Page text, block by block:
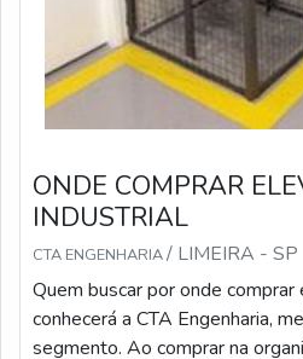
ONDE COMPRAR
INDUSTRIAL
CTA ENGENHARIA/ LIMEIRA - SP
Quem buscar por onde comprar
conhecerá a CTA Engenharia,
segmento. Ao comprar na